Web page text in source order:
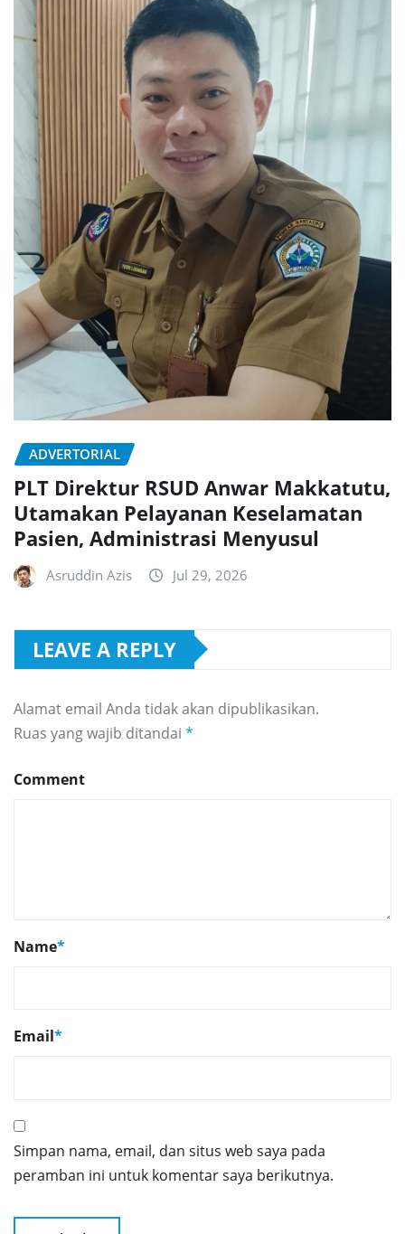
ADVERTORIAL
PLT Direktur RSUD Anwar Makkatutu,
Utamakan Pelayanan Keselamatan
Pasien, Administrasi Menyusul
Asruddin Azis Jul 29, 2026
LEAVE A REPLY
Alamat email Anda tidak akan dipublikasikan.
Ruas yang wajib ditandai *
Comment
Name*
Email*
Simpan nama, email, dan situs web saya pada
peramban ini untuk komentar saya berikutnya.